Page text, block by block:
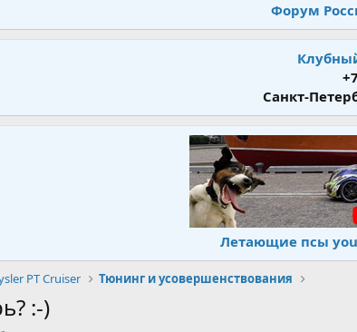
Форум
Санкт-
Летающие псы
PT Cruiser Тюнинг и усовершенствования
:-)